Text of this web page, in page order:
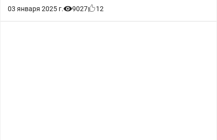
03 января 2025 г. 9027 12